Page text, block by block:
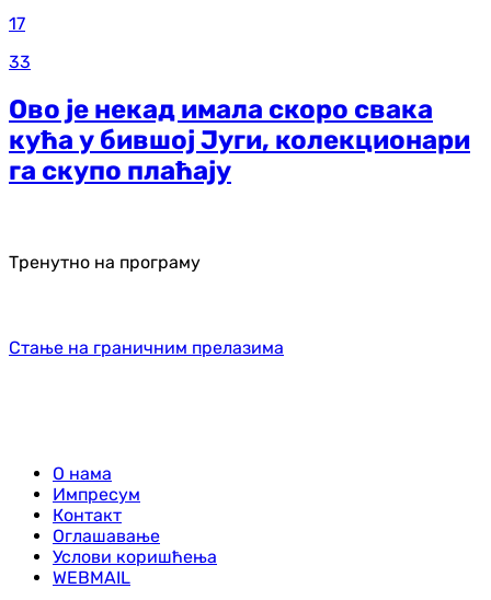
17
33
Ово је некад имала скоро свака
кућа у бившој Југи, колекционари
га скупо плаћају
Тренутно на програму
Стање на граничним прелазима
О нама
Импресум
Контакт
Оглашавање
Услови коришћења
WEBMAIL